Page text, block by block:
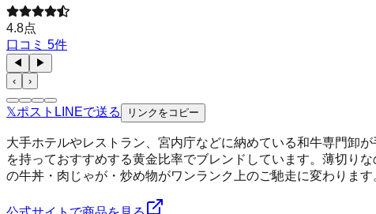
4.8点
口コミ 5件
◀
▶
‹
›
𝕏ポスト LINEで送る リンクをコピー
大手ホテルやレストラン、宮内庁などに納めている和牛専門卸
を持っておすすめする黄金比率でブレンドしています。薄切り
の牛丼・肉じゃが・炒め物がワンランク上のご馳走に変わりま